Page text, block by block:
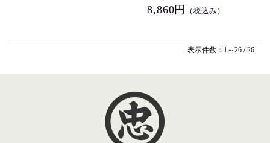
8,860円 （税込み）
表示件数：1～26 / 26